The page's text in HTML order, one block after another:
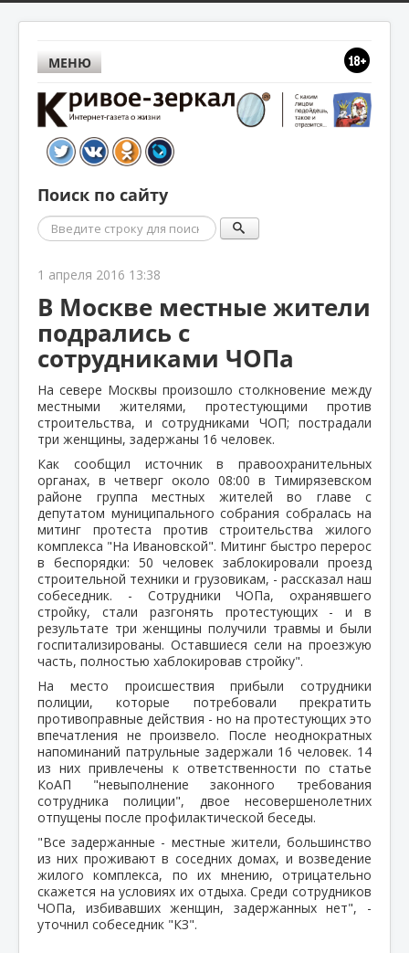
МЕНЮ
Поиск по сайту
Поиск
1 апреля 2016 13:38
В Москве местные жители
подрались с
сотрудниками ЧОПа
На севере Москвы произошло столкновение между
местными жителями, протестующими против
строительства, и сотрудниками ЧОП; пострадали
три женщины, задержаны 16 человек.
Как сообщил источник в правоохранительных
органах, в четверг около 08:00 в Тимирязевском
районе группа местных жителей во главе с
депутатом муниципального собрания собралась на
митинг протеста против строительства жилого
комплекса "На Ивановской". Митинг быстро перерос
в беспорядки: 50 человек заблокировали проезд
строительной техники и грузовикам, - рассказал наш
собеседник. - Сотрудники ЧОПа, охранявшего
стройку, стали разгонять протестующих - и в
результате три женщины получили травмы и были
госпитализированы. Оставшиеся сели на проезжую
часть, полностью хаблокировав стройку".
На место происшествия прибыли сотрудники
полиции, которые потребовали прекратить
противоправные действия - но на протестующих это
впечатления не произвело. После неоднократных
напоминаний патрульные задержали 16 человек. 14
из них привлечены к ответственности по статье
КоАП "невыполнение законного требования
сотрудника полиции", двое несовершенолетних
отпущены после профилактической беседы.
"Все задержанные - местные жители, большинство
из них проживают в соседних домах, и возведение
жилого комплекса, по их мнению, отрицательно
скажется на условиях их отдыха. Среди сотрудников
ЧОПа, избивавших женщин, задержанных нет", -
уточнил собеседник "КЗ".